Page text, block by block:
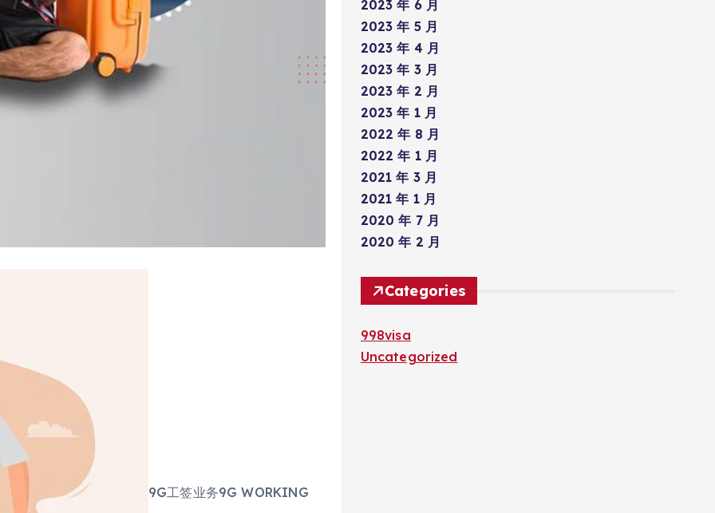
9G工签业务9G WORKING
2023 年 6 月
2023 年 5 月
2023 年 4 月
2023 年 3 月
2023 年 2 月
2023 年 1 月
2022 年 8 月
2022 年 1 月
2021 年 3 月
2021 年 1 月
2020 年 7 月
2020 年 2 月
Categories
998visa
Uncategorized